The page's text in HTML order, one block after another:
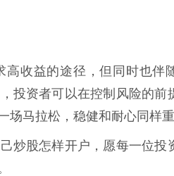
收益的途径，但同时也伴
投资者可以在控制风险的前
马拉松，稳健和耐心同样重
炒股怎样开户，愿每一位投